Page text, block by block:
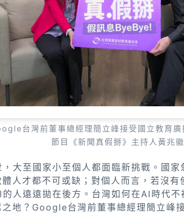
台灣前董事總經理簡立峰接受國立教育
節目《新聞真假掰》主持人黃兆徽
，大至國家小至個人都面臨新挑戰。國
體人才都不可或缺；對個人而言，若沒有
人遠遠拋在後方。台灣如何在AI時代不
之地？Google台灣前董事總經理簡立峰